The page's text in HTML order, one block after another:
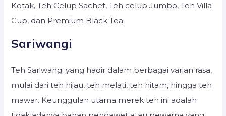
Kotak, Teh Celup Sachet, Teh celup Jumbo, Teh Villa
Cup, dan Premium Black Tea.
Sariwangi
Teh Sariwangi yang hadir dalam berbagai varian rasa,
mulai dari teh hijau, teh melati, teh hitam, hingga teh
mawar. Keunggulan utama merek teh ini adalah